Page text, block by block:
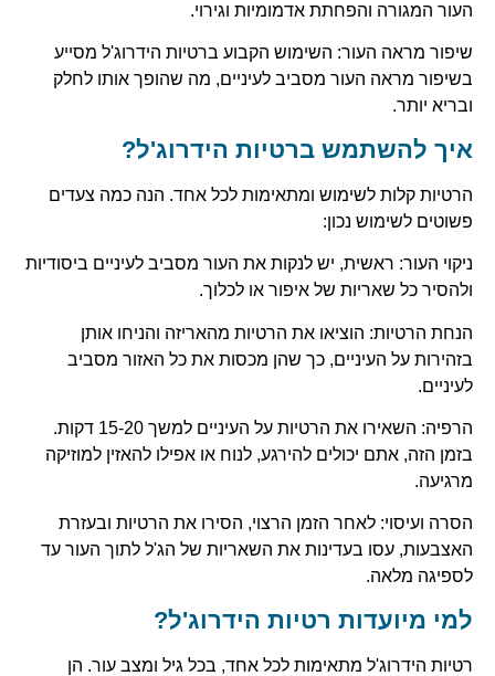
העור המגורה והפחתת אדמומיות וגירוי.
שיפור מראה העור: השימוש הקבוע ברטיות הידרוג'ל מסייע
בשיפור מראה העור מסביב לעיניים, מה שהופך אותו לחלק
ובריא יותר.
איך להשתמש ברטיות הידרוג'ל?
הרטיות קלות לשימוש ומתאימות לכל אחד. הנה כמה צעדים
פשוטים לשימוש נכון:
ניקוי העור: ראשית, יש לנקות את העור מסביב לעיניים ביסודיות
ולהסיר כל שאריות של איפור או לכלוך.
הנחת הרטיות: הוציאו את הרטיות מהאריזה והניחו אותן
בזהירות על העיניים, כך שהן מכסות את כל האזור מסביב
לעיניים.
הרפיה: השאירו את הרטיות על העיניים למשך 15-20 דקות.
בזמן הזה, אתם יכולים להירגע, לנוח או אפילו להאזין למוזיקה
מרגיעה.
הסרה ועיסוי: לאחר הזמן הרצוי, הסירו את הרטיות ובעזרת
האצבעות, עסו בעדינות את השאריות של הג'ל לתוך העור עד
לספיגה מלאה.
למי מיועדות רטיות הידרוג'ל?
רטיות הידרוג'ל מתאימות לכל אחד, בכל גיל ומצב עור. הן